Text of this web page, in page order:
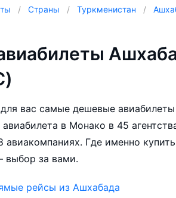
Страны Туркменистан
для вас самые дешевые
в Монако в 45
авиакомпаниях. Где именно
выбор за вами.
рейсы из Ашхабада